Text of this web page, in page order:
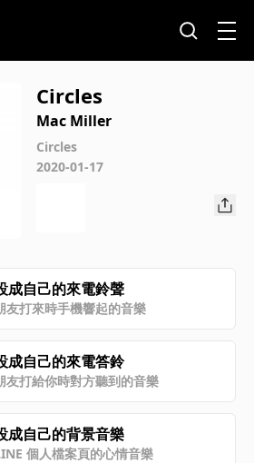
Circles
Mac Miller
Circles
2020-01-17
成自己的來電鈴聲
友打來時手機響起的音樂
成自己的來電答鈴
友打給你時對方聽到的音樂
成自己的背景音樂
個人檔案頁的心情音樂